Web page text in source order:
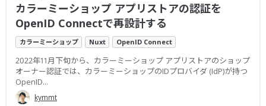
カラーミーショップ アプリストアの認証を
OpenID Connectで再設計する
カラーミーショップ Nuxt OpenID Connect
2022年11月下旬から、カラーミーショップ アプリストアのショップ
オーナー認証では、カラーミーショップのIDプロバイダ (IdP)が持つ
OpenID...
kymmt